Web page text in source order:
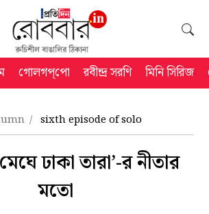
গোলগপ্‌পো রবীন্দ্র সরণি মিনি সিরিজ
sixth episode of solo
ঢাকা তারা’-র নীতার
মতো